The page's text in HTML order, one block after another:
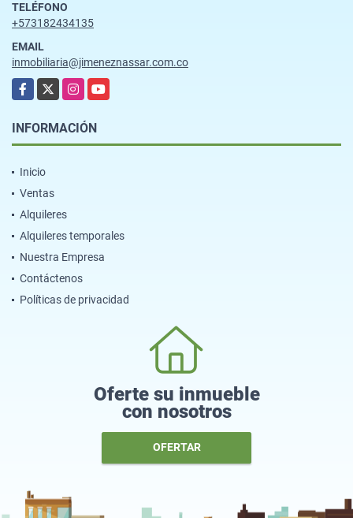
TELÉFONO
+573182434135
EMAIL
inmobiliaria@jimeneznassar.com.co
Facebook
X InstagramYouTube
INFORMACIÓN
Inicio
Ventas
Alquileres
Alquileres temporales
Nuestra Empresa
Contáctenos
Políticas de privacidad
Oferte su inmueble
con nosotros
OFERTAR